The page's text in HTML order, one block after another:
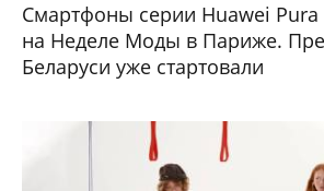
Смартфоны серии Huawei Pura
на Неделе Моды в Париже.
Беларуси уже стартовали